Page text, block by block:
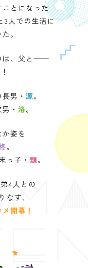
とになった
3人での生活に
。
は、父と──
男・ 源。
・ 洛。
姿を
。
っ子・ 類。
4人との
なす、
開幕！